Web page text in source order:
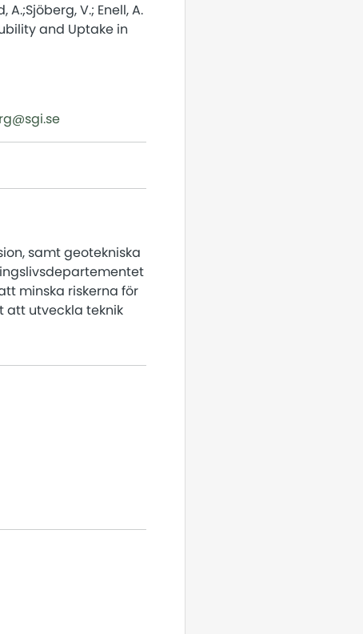
A.;Sjöberg, V.; Enell, A.
and Uptake in
samt geotekniska
minska riskerna för
att utveckla teknik